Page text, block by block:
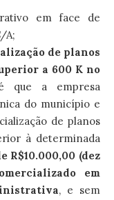
em face de
A;
de planos
a 600 K no
que a empresa
do município e
de planos
à determinada
R$10.000,00 (dez
em
, e sem